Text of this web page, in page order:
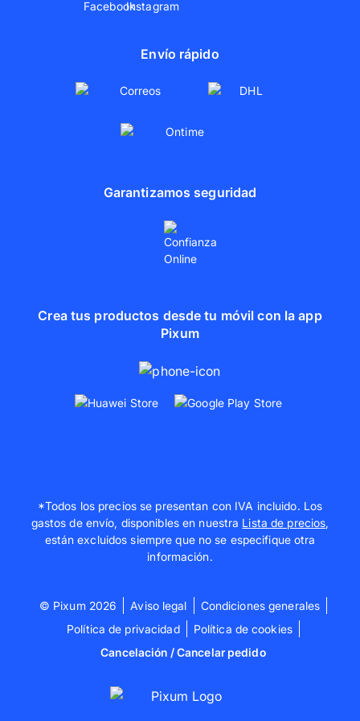
Envío rápido
Garantizamos seguridad
Crea tus productos desde tu móvil con la app
Pixum
*Todos los precios se presentan con IVA incluido. Los
gastos de envío, disponibles en nuestra Lista de precios,
están excluidos siempre que no se especifique otra
información.
© Pixum 2026 Aviso legal
Condiciones generales
Política de privacidad
Política de cookies
Cancelación / Cancelar pedido